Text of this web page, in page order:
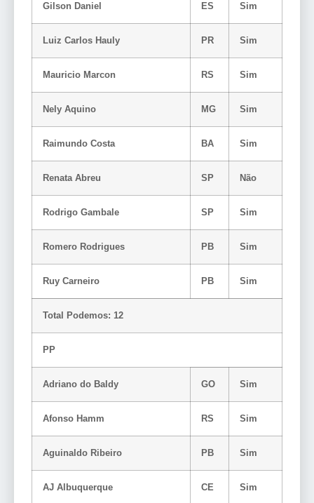
Gilson Daniel ES Sim
Luiz Carlos Hauly PR Sim
Mauricio Marcon RS Sim
Nely Aquino MG Sim
Raimundo Costa BA Sim
Renata Abreu SP Não
Rodrigo Gambale SP Sim
Romero Rodrigues PB Sim
Ruy Carneiro PB Sim
Total Podemos: 12
PP
Adriano do Baldy GO Sim
Afonso Hamm RS Sim
Aguinaldo Ribeiro PB Sim
AJ Albuquerque CE Sim